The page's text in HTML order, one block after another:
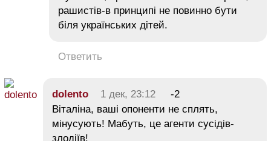
рашистів-в принципі не повинно бути
біля українських дітей.
Ответить
dolento 1 дек, 23:12
-2
Віталіна, ваші опоненти не сплять,
мінусують! Мабуть, це агенти сусідів-
злодіїв!